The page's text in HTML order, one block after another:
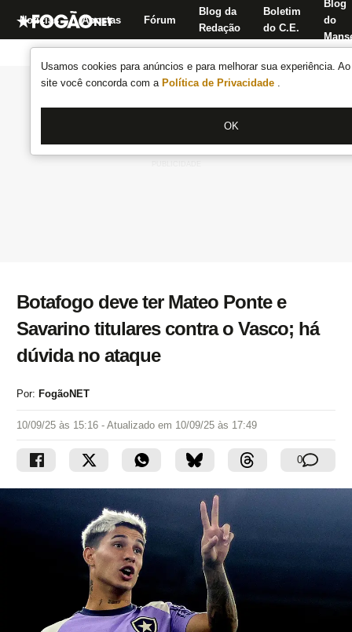
Usamos cookies para anúncios e para melhorar sua experiência.
site você concorda com a Política de Privacidade .
OK
Notícias Apostas Fórum
Blog da
Redação
Boletim
do C.E.
Blog
do
Botafogo deve ter Mateo Ponte e
Savarino titulares contra o Vasco; há
dúvida no ataque
Por: FogãoNET
10/09/25 às 15:16 - Atualizado em 10/09/25 às 17:49
0